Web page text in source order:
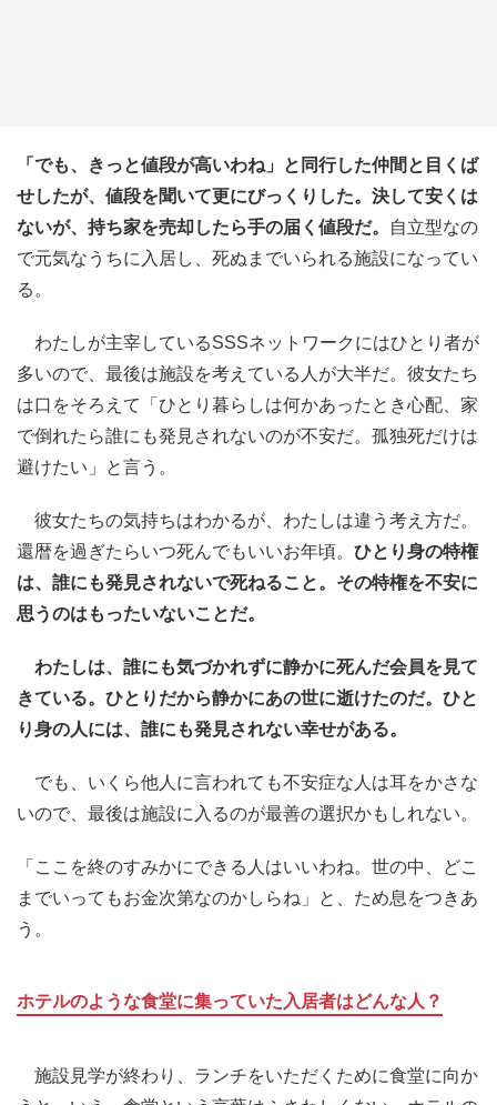
「でも、きっと値段が高いわね」と同行した仲間と目くば
せしたが、値段を聞いて更にびっくりした。決して安くは
ないが、持ち家を売却したら手の届く値段だ。
自立型なの
で元気なうちに入居し、死ぬまでいられる施設になってい
る。
わたしが主宰しているSSSネットワークにはひとり者が
多いので、最後は施設を考えている人が大半だ。彼女たち
は口をそろえて「ひとり暮らしは何かあったとき心配、家
で倒れたら誰にも発見されないのが不安だ。孤独死だけは
避けたい」と言う。
彼女たちの気持ちはわかるが、わたしは違う考え方だ。
還暦を過ぎたらいつ死んでもいいお年頃。 ひとり身の特権
は、誰にも発見されないで死ねること。その特権を不安に
思うのはもったいないことだ。
わたしは、誰にも気づかれずに静かに死んだ会員を見て
きている。ひとりだから静かにあの世に逝けたのだ。ひと
り身の人には、誰にも発見されない幸せがある。
でも、いくら他人に言われても不安症な人は耳をかさな
いので、最後は施設に入るのが最善の選択かもしれない。
「ここを終のすみかにできる人はいいわね。世の中、どこ
までいってもお金次第なのかしらね」と、ため息をつきあ
う。
ホテルのような食堂に集っていた入居者はどんな人？
施設見学が終わり、ランチをいただくために食堂に向か